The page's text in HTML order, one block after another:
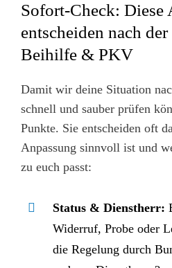
Sofort-Check: Diese
entscheiden nach
Beihilfe & PKV
Damit wir deine Situation
schnell und sauber prüfen
Punkte. Sie entscheiden oft
Anpassung sinnvoll ist und
zu euch passt:
Status & Dienstherr:
Widerruf, Probe oder
die Regelung durch